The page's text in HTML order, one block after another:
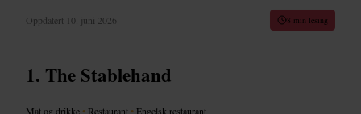
Oppdatert 10. juni 2026 8 min lesing
The Stablehand
Mat og drikke • Restaurant • Engelsk restaurant